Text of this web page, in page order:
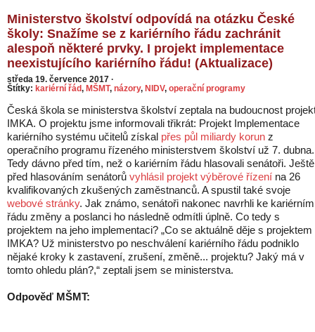
Ministerstvo školství odpovídá na otázku České
školy: Snažíme se z kariérního řádu zachránit
alespoň některé prvky. I projekt implementace
neexistujícího kariérního řádu! (Aktualizace)
středa 19. července 2017 ·
Štítky: kariérní řád, MŠMT, názory, NIDV, operační programy
Česká škola se ministerstva školství zeptala na budoucnost
IMKA. O projektu jsme informovali třikrát: Projekt Implementace
kariérního systému učitelů získal přes půl miliardy korun z
operačního programu řízeného ministerstvem školství už 7. dubna.
Tedy dávno před tím, než o kariérním řádu hlasovali senátoři. Ještě
před hlasováním senátorů vyhlásil projekt výběrové řízení na 26
kvalifikovaných zkušených zaměstnanců. A spustil také svoje
webové stránky. Jak známo, senátoři nakonec navrhli ke
řádu změny a poslanci ho následně odmítli úplně. Co tedy s
projektem na jeho implementaci? „Co se aktuálně děje s projektem
IMKA? Už ministerstvo po neschválení kariérního řádu podniklo
nějaké kroky k zastavení, zrušení, změně... projektu? Jaký má v
tomto ohledu plán?,“ zeptali jsem se ministerstva.
Odpověď MŠMT: